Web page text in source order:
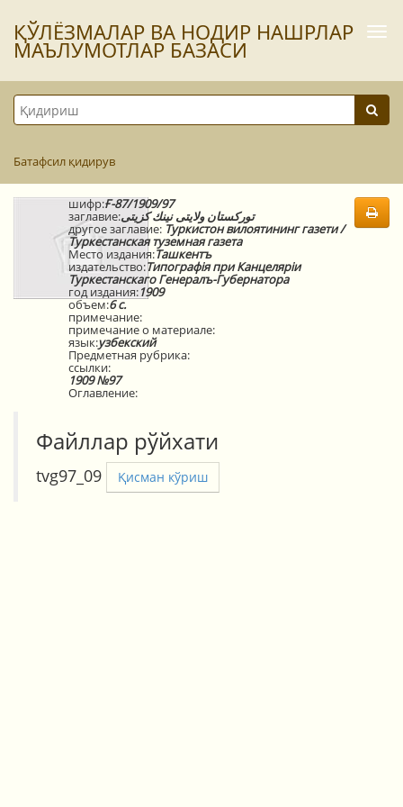
ҚЎЛЁЗМАЛАР ВА НОДИР НАШРЛАР
МАЪЛУМОТЛАР БАЗАСИ
Батафсил қидирув
шифр:Ғ-87/1909/97
заглавие:توركستان ولايتى نينك كزيتى
другое заглавие: Туркистон вилоятининг газети /
Туркестанская туземная газета
Место издания:Ташкентъ
издательство:Типографiя при Канцелярiи
Туркестанскаго Генералъ-Губернатора
год издания:1909
объем:6 с.
примечание:
примечание о материале:
язык:узбекский
Предметная рубрика:
ссылки:
1909 №97
Оглавление:
Файллар рўйхати
tvg97_09 Қисман кўриш